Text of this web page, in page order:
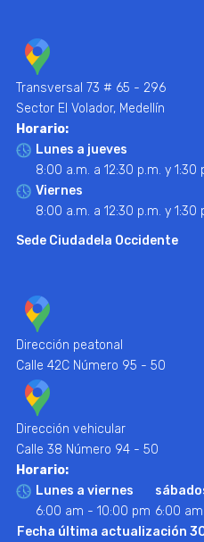
Transversal 73 # 65 - 296
Sector El Volador, Medellín
Horario:
Lunes a jueves
8:00 a.m. a 12:30 p.m. y 1:30
Viernes
8:00 a.m. a 12:30 p.m. y 1:30
Sede Ciudadela Occidente
Dirección peatonal
Calle 42C Número 95 - 50
Dirección vehicular
Calle 38 Número 94 - 50
Horario:
Lunes a viernes
6:00 am - 10:00 pm 6:00
Fecha última actualización